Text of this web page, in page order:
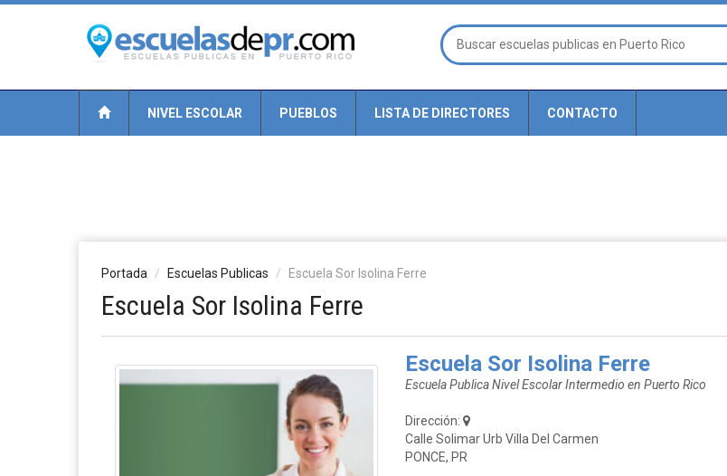
NIVEL ESCOLAR PUEBLOS LISTA DE DIRECTORES CONTACTO
Portada Escuelas Publicas Escuela Sor Isolina Ferre
Escuela Sor Isolina Ferre
Escuela Sor Isolina Ferre
Escuela Publica Nivel Escolar Intermedio en Puerto Rico
Dirección:
Calle Solimar Urb Villa Del Carmen
PONCE, PR